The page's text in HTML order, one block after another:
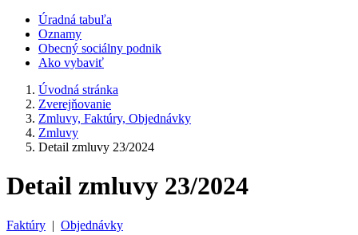
Úradná tabuľa
Oznamy
Obecný sociálny podnik
Ako vybaviť
Úvodná stránka
Zverejňovanie
Zmluvy, Faktúry, Objednávky
Zmluvy
Detail zmluvy 23/2024
Detail zmluvy 23/2024
Faktúry | Objednávky